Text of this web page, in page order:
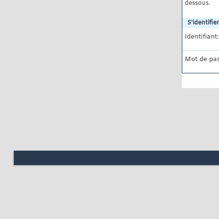
dessous.
S'identifier
Identifiant:
Mot de